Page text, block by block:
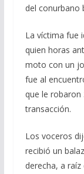
del conurbano
La víctima fue
quien horas
moto con un
fue al
que le robaron
transacción.
Los voceros
recibió un
derecha, a